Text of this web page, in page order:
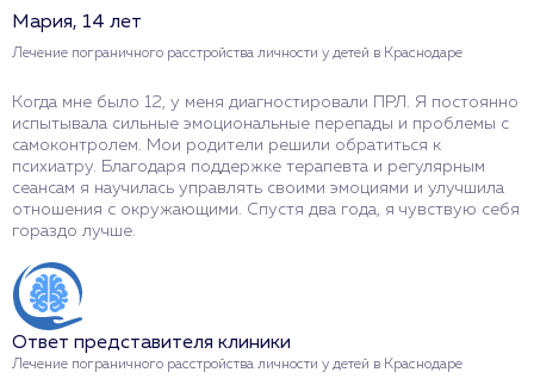
Мария, 14 лет
Лечение пограничного расстройства личности у детей в Краснодаре
Когда мне было 12, у меня диагностировали ПРЛ. Я постоянно
испытывала сильные эмоциональные перепады и проблемы с
самоконтролем. Мои родители решили обратиться к
психиатру. Благодаря поддержке терапевта и регулярным
сеансам я научилась управлять своими эмоциями и улучшила
отношения с окружающими. Спустя два года, я чувствую себя
гораздо лучше.
Ответ представителя клиники
Лечение пограничного расстройства личности у детей в Краснодаре